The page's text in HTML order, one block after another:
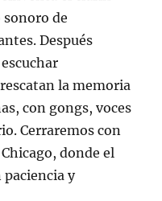
de
Después
la memoria
con gongs, voces
Cerraremos con
donde el
y